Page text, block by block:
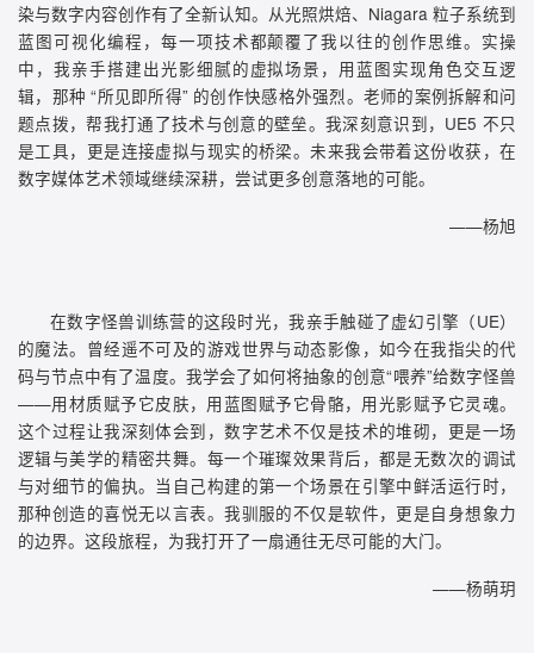
染与数字内容创作有了全新认知。从光照烘焙、Niagara 粒子系统到
蓝图可视化编程，每一项技术都颠覆了我以往的创作思维。实操
中，我亲手搭建出光影细腻的虚拟场景，用蓝图实现角色交互逻
辑，那种 “所见即所得” 的创作快感格外强烈。老师的案例拆解和问
题点拨，帮我打通了技术与创意的壁垒。我深刻意识到，UE5 不只
是工具，更是连接虚拟与现实的桥梁。未来我会带着这份收获，在
数字媒体艺术领域继续深耕，尝试更多创意落地的可能。
——杨旭
在数字怪兽训练营的这段时光，我亲手触碰了虚幻引擎（UE）
的魔法。曾经遥不可及的游戏世界与动态影像，如今在我指尖的代
码与节点中有了温度。我学会了如何将抽象的创意“喂养”给数字怪兽
——用材质赋予它皮肤，用蓝图赋予它骨骼，用光影赋予它灵魂。
这个过程让我深刻体会到，数字艺术不仅是技术的堆砌，更是一场
逻辑与美学的精密共舞。每一个璀璨效果背后，都是无数次的调试
与对细节的偏执。当自己构建的第一个场景在引擎中鲜活运行时，
那种创造的喜悦无以言表。我驯服的不仅是软件，更是自身想象力
的边界。这段旅程，为我打开了一扇通往无尽可能的大门。
——杨萌玥